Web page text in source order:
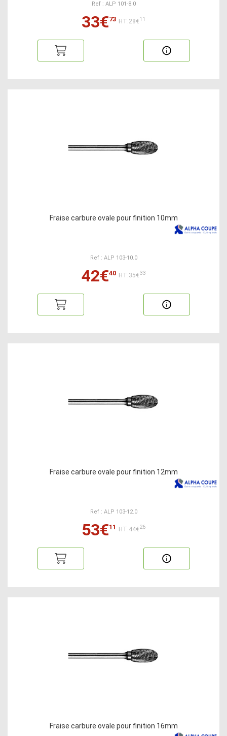
Ref : ALP 101-8.0
33€73 HT:28€11
Fraise carbure ovale pour finition 10mm
Ref : ALP 103-10.0
42€40 HT:35€33
Fraise carbure ovale pour finition 12mm
Ref : ALP 103-12.0
53€11 HT:44€26
Fraise carbure ovale pour finition 16mm